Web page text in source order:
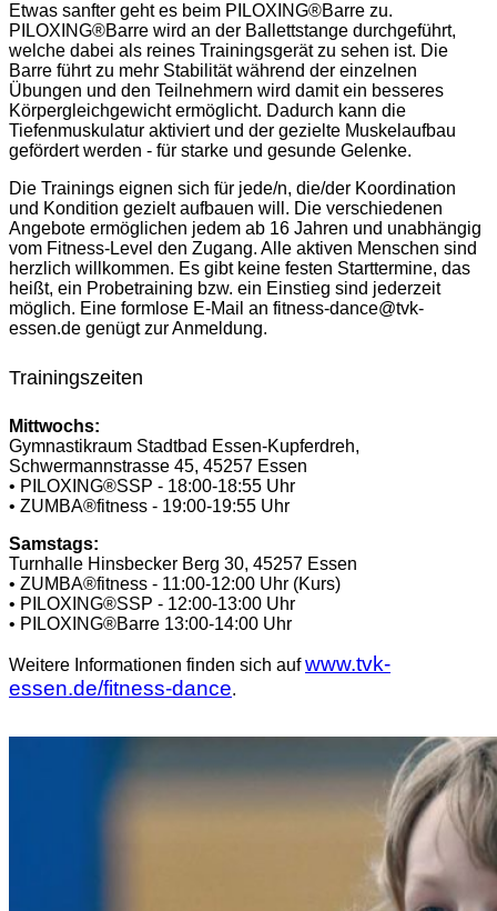
Etwas sanfter geht es beim PILOXING®Barre zu.
PILOXING®Barre wird an der Ballettstange durchgeführt,
welche dabei als reines Trainingsgerät zu sehen ist. Die
Barre führt zu mehr Stabilität während der einzelnen
Übungen und den Teilnehmern wird damit ein besseres
Körpergleichgewicht ermöglicht. Dadurch kann die
Tiefenmuskulatur aktiviert und der gezielte Muskelaufbau
gefördert werden - für starke und gesunde Gelenke.
Die Trainings eignen sich für jede/n, die/der Koordination
und Kondition gezielt aufbauen will. Die verschiedenen
Angebote ermöglichen jedem ab 16 Jahren und unabhängig
vom Fitness-Level den Zugang. Alle aktiven Menschen sind
herzlich willkommen. Es gibt keine festen Starttermine, das
heißt, ein Probetraining bzw. ein Einstieg sind jederzeit
möglich. Eine formlose E-Mail an fitness-dance@tvk-
essen.de genügt zur Anmeldung.
Trainingszeiten
Mittwochs:
Gymnastikraum Stadtbad Essen-Kupferdreh,
Schwermannstrasse 45, 45257 Essen
• PILOXING®SSP - 18:00-18:55 Uhr
• ZUMBA®fitness - 19:00-19:55 Uhr
Samstags:
Turnhalle Hinsbecker Berg 30, 45257 Essen
• ZUMBA®fitness - 11:00-12:00 Uhr (Kurs)
• PILOXING®SSP - 12:00-13:00 Uhr
• PILOXING®Barre 13:00-14:00 Uhr
Weitere Informationen finden sich aufwww.tvk-
essen.de/fitness-dance.